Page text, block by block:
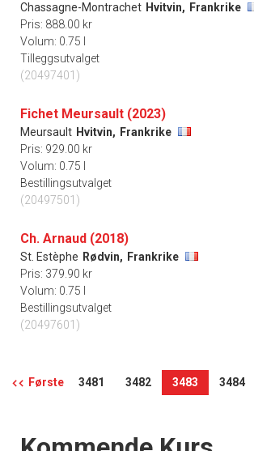
Chassagne-Montrachet Hvitvin, Frankrike
Pris: 888.00 kr
Volum: 0.75 l
Tilleggsutvalget
(20497401)
Fichet Meursault (2023)
Meursault Hvitvin, Frankrike
Pris: 929.00 kr
Volum: 0.75 l
Bestillingsutvalget
(20497501)
Ch. Arnaud (2018)
St. Estèphe Rødvin, Frankrike
Pris: 379.90 kr
Volum: 0.75 l
Bestillingsutvalget
(20497601)
Første 3481 3482 3483 3484
Events